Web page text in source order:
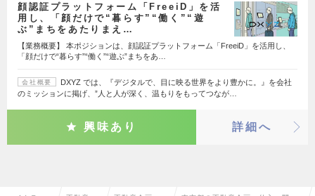
顔認証プラットフォーム「FreeiD」を活
用し、「顔だけで“暮らす”“働く”“遊
ぶ”まちをあたりまえ…
【業務概要】 本ポジションは、顔認証プラットフォーム「FreeiD」を活用し、
「顔だけで“暮らす”“働く”“遊ぶ”まちをあ…
会社概要
DXYZ では、『デジタルで、目に映る世界をより豊かに。』を会社
のミッションに掲げ、”人と人が深く、温もりをもってつなが…
興味あり 詳細へ